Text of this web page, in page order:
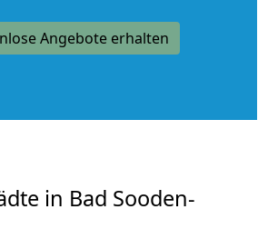
Angebote erhalten
in Bad Sooden-